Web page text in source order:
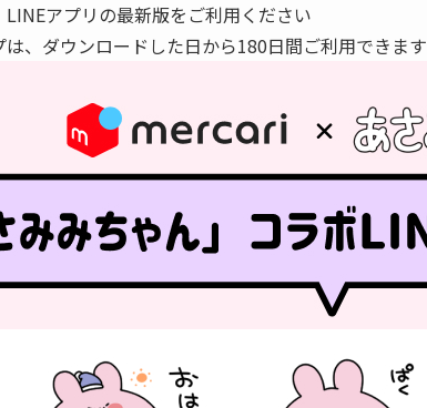
アプリの最新版をご利用ください
、ダウンロードした日から180日間ご利用できます